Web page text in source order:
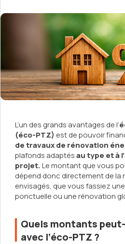
L’un des grands avantages de l’
(éco-PTZ) est de pouvoir
de travaux de rénovation
plafonds adaptésau type et à
projet.Le montant que vous
dépend donc directement de la
envisagés, que vous fassiez
ponctuelle ou une rénovation
Quels montants
avec l’éco-PTZ ?